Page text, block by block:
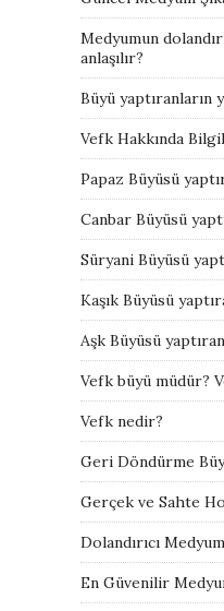
Medyumun
anlaşılır?
Büyü yaptıranların
Vefk Hakkında
Papaz Büyüsü
Canbar Büyüsü
Süryani Büyüsü
Kaşık Büyüsü
Aşk Büyüsü
Vefk büyü müdür?
Vefk nedir?
Geri Döndürme
Gerçek ve Sahte
Dolandırıcı
En Güvenilir